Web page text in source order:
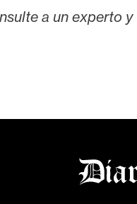
a un experto